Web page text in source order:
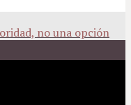
no una opción